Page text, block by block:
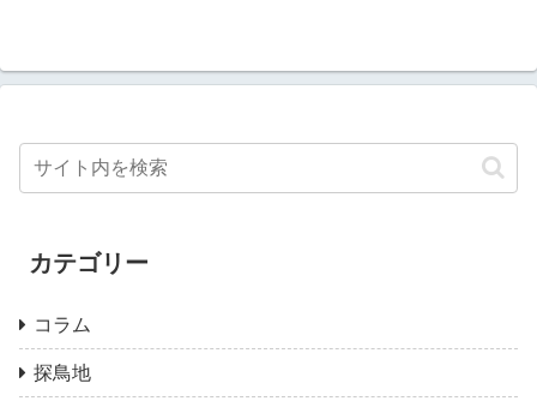
カテゴリー
コラム
探鳥地